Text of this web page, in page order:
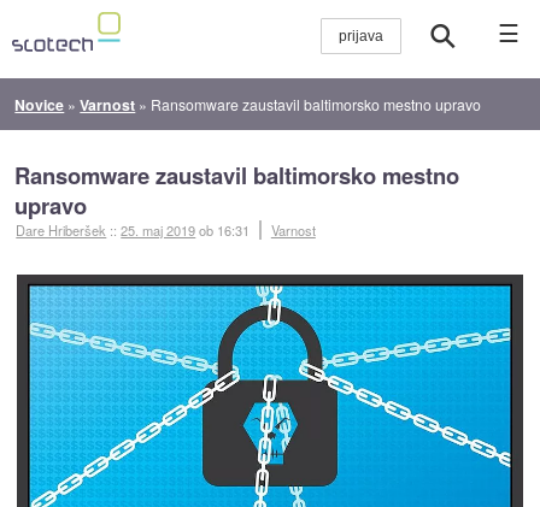
☰
Novice »Varnost » Ransomware zaustavil baltimorsko mestno upravo
Ransomware zaustavil baltimorsko mestno
upravo
Dare Hriberšek ::25. maj 2019ob 16:31 Varnost